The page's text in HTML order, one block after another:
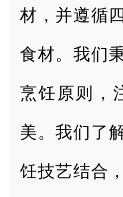
材，并遵循
食材。我们
烹饪原则，
美。我们了
饪技艺结合